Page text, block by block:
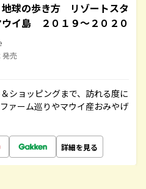
球の歩き方 リゾートスタ
イ島 ２０１９～２０２０
発売
ショッピングまで、訪れる度に
ァーム巡りやマウイ産おみやげ
詳細を見る